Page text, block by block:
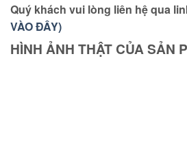
Quý khách vui lòng liên hệ qua
VÀO ĐÂY)
HÌNH ẢNH THẬT CỦA SẢN